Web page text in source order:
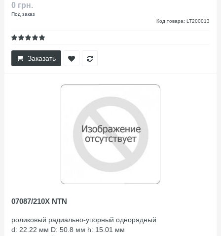
0 грн.
Под заказ
Код товара: LT200013
Заказать
07087/210X NTN
роликовый радиально-упорный однорядный
d: 22.22 мм D: 50.8 мм h: 15.01 мм